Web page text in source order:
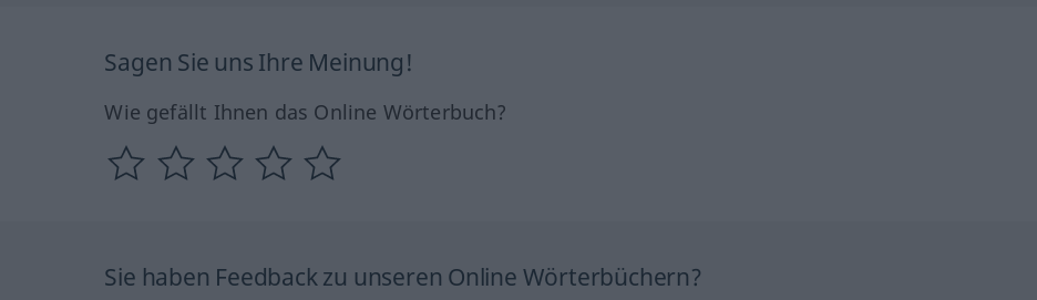
Sagen Sie uns Ihre Meinung!
Wie gefällt Ihnen das Online Wörterbuch?
Sie haben Feedback zu unseren Online Wörterbüchern?